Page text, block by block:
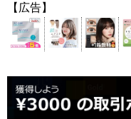
【広告】